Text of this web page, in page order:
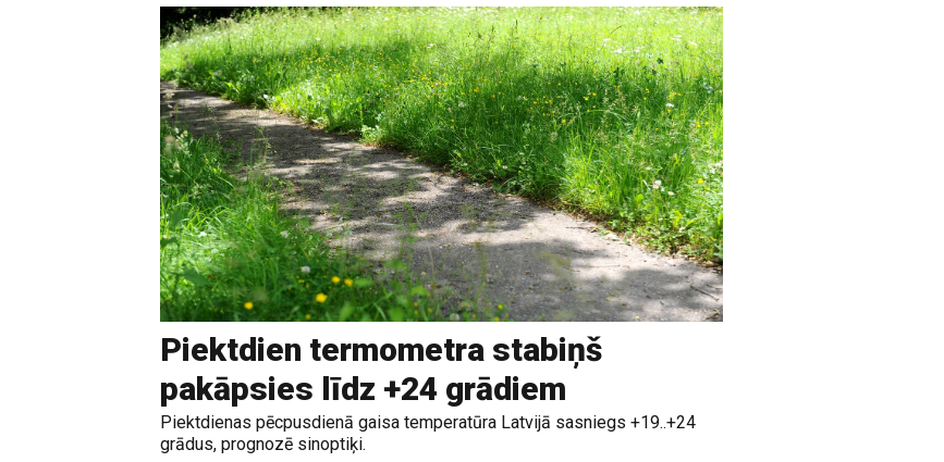
Piektdien termometra stabiņš
pakāpsies līdz +24 grādiem
Piektdienas pēcpusdienā gaisa temperatūra Latvijā sasniegs +19..+24
grādus, prognozē sinoptiķi.